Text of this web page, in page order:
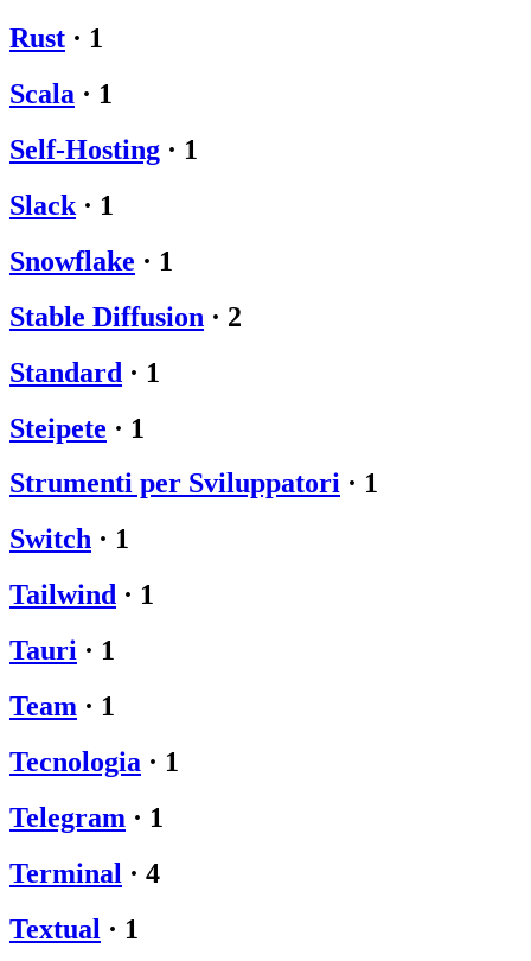
Rust · 1
Scala · 1
Self-Hosting · 1
Slack · 1
Snowflake · 1
Stable Diffusion · 2
Standard · 1
Steipete · 1
Strumenti per Sviluppatori · 1
Switch · 1
Tailwind · 1
Tauri · 1
Team · 1
Tecnologia · 1
Telegram · 1
Terminal · 4
Textual · 1